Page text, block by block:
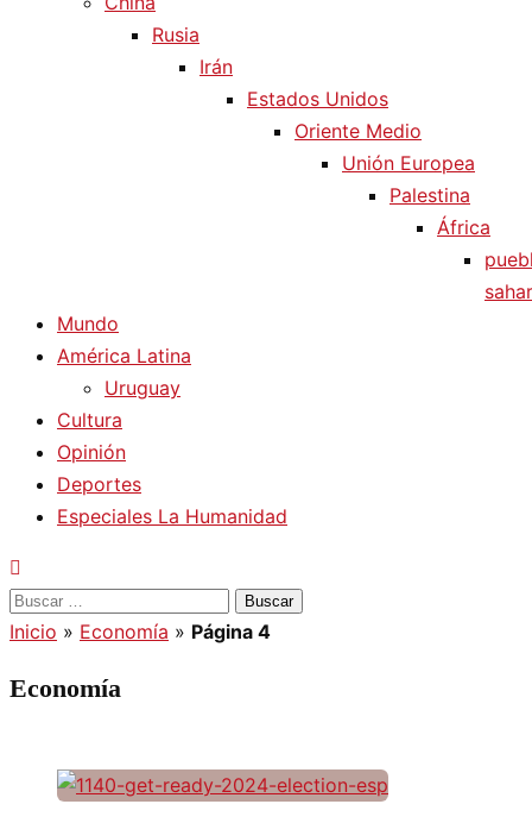
Rusia
Irán
Estados Unidos
Oriente Medio
Unión Europea
Palestina
África
Mundo
América Latina
Uruguay
Cultura
Opinión
Deportes
Especiales La Humanidad
Buscar:
Inicio » Economía » Página 4
Economía